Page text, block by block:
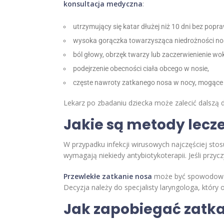
konsultacja medyczna:
utrzymujący się katar dłużej niż 10 dni bez
wysoka gorączka towarzysząca niedrożności
ból głowy, obrzęk twarzy lub zaczerwienienie
podejrzenie obecności ciała obcego w nosie,
częste nawroty zatkanego nosa w nocy,
Lekarz po zbadaniu dziecka może zalecić
Jakie są metody
W przypadku infekcji wirusowych najczęściej
wymagają niekiedy antybiotykoterapii. Jeśli
Przewlekłe zatkanie nosa może być
Decyzja należy do specjalisty laryngologa, który
Jak zapobiegać